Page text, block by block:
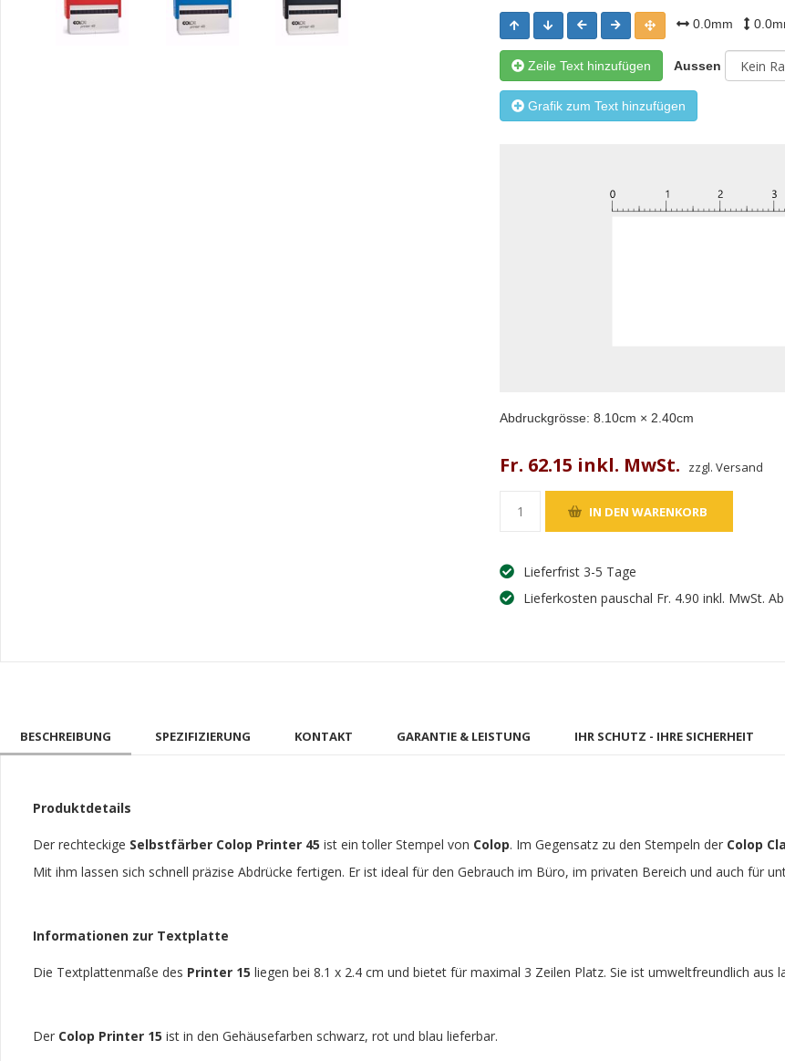
0.0mm
Zeile Text hinzufügen Aussen
Grafik zum Text hinzufügen
Abdruckgrösse:8.10cm × 2.40cm
Fr. 62.15 inkl. MwSt. zzgl. Versand
Lieferfrist 3-5 Tage
Lieferkosten pauschal Fr. 4.90 inkl. MwSt.
BESCHREIBUNG SPEZIFIZIERUNG KONTAKT GARANTIE & LEISTUNG IHR SCHUTZ - IHRE SICHERHEIT
Produktdetails
Der rechteckige Selbstfärber Colop Printer 45 ist ein toller Stempel von Colop. Im Gegensatz zu den Stempeln der Colop
Mit ihm lassen sich schnell präzise Abdrücke fertigen. Er ist ideal für den Gebrauch im Büro, im privaten Bereich und auch für
Informationen zur Textplatte
Die Textplattenmaße des Printer 15 liegen bei 8.1 x 2.4 cm und bietet für maximal 3 Zeilen Platz. Sie ist umweltfreundlich
Der Colop Printer 15 ist in den Gehäusefarben schwarz, rot und blau lieferbar.